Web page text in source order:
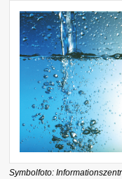
Symbolfoto: